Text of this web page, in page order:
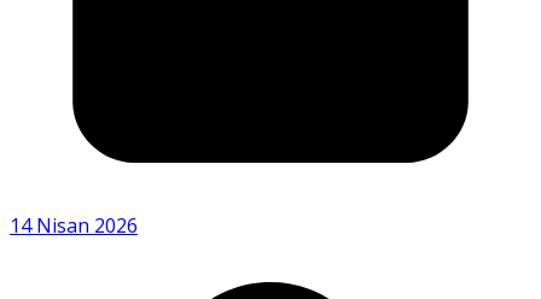
14 Nisan 2026